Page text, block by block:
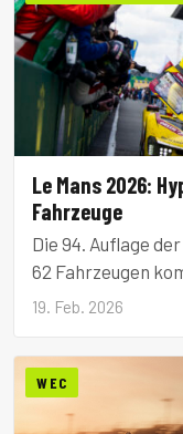
Le Mans 2026:
Fahrzeuge
Die 94. Auflage
62 Fahrzeugen
Königsklasse
19. Feb. 2026
WEC